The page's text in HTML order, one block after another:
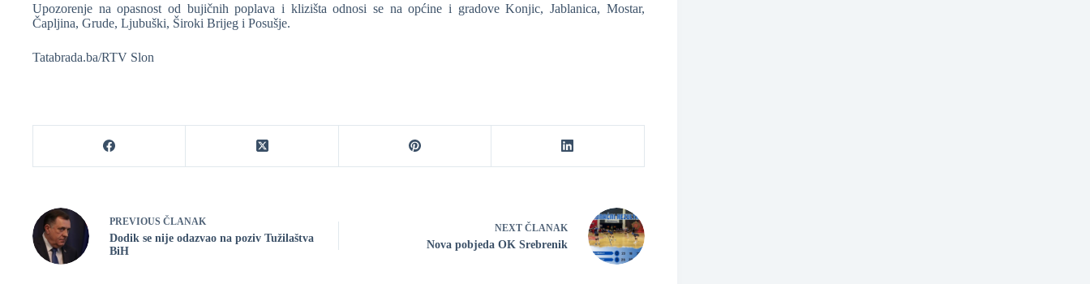
Upozorenje na opasnost od bujičnih poplava i klizišta odnosi se na općine i gradove Konjic, Jablanica, Mostar,
Čapljina, Grude, Ljubuški, Široki Brijeg i Posušje.
Tatabrada.ba/RTV Slon
PREVIOUS ČLANAK
Dodik se nije odazvao na poziv Tužilaštva
BiH
NEXT ČLANAK
Nova pobjeda OK Srebrenik